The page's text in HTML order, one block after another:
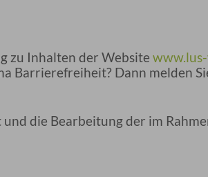
zu Inhalten der Website
Barrierefreiheit? Dann melden
die Bearbeitung der im